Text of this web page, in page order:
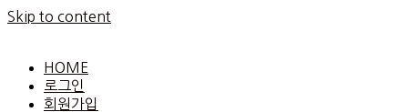
Skip to content
HOME
로그인
회원가입